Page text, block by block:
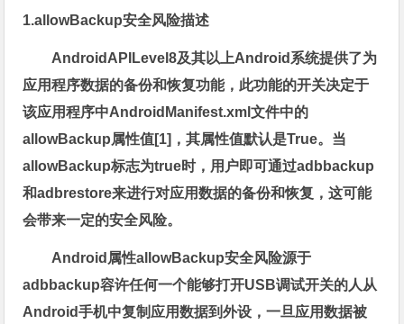
1.allowBackup安全风险描述
AndroidAPILevel8及其以上Android系统提供了为
应用程序数据的备份和恢复功能，此功能的开关决定于
该应用程序中AndroidManifest.xml文件中的
allowBackup属性值[1]，其属性值默认是True。当
allowBackup标志为true时，用户即可通过adbbackup
和adbrestore来进行对应用数据的备份和恢复，这可能
会带来一定的安全风险。
Android属性allowBackup安全风险源于
adbbackup容许任何一个能够打开USB调试开关的人从
Android手机中复制应用数据到外设，一旦应用数据被